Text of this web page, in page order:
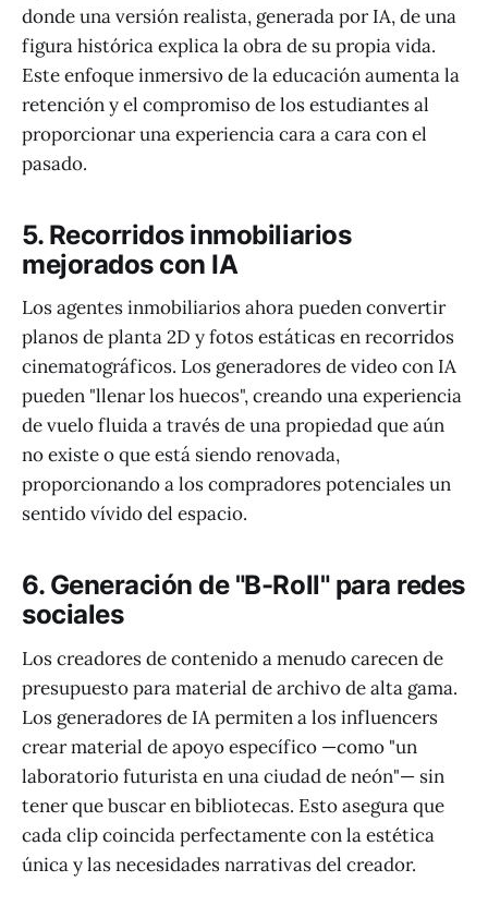
donde una versión realista, generada por IA, de una
figura histórica explica la obra de su propia vida.
Este enfoque inmersivo de la educación aumenta la
retención y el compromiso de los estudiantes al
proporcionar una experiencia cara a cara con el
pasado.
5. Recorridos inmobiliarios
mejorados con IA
Los agentes inmobiliarios ahora pueden convertir
planos de planta 2D y fotos estáticas en recorridos
cinematográficos. Los generadores de video con IA
pueden "llenar los huecos", creando una experiencia
de vuelo fluida a través de una propiedad que aún
no existe o que está siendo renovada,
proporcionando a los compradores potenciales un
sentido vívido del espacio.
6. Generación de "B-Roll" para redes
sociales
Los creadores de contenido a menudo carecen de
presupuesto para material de archivo de alta gama.
Los generadores de IA permiten a los influencers
crear material de apoyo específico —como "un
laboratorio futurista en una ciudad de neón"— sin
tener que buscar en bibliotecas. Esto asegura que
cada clip coincida perfectamente con la estética
única y las necesidades narrativas del creador.